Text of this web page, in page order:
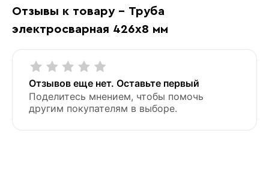
Отзывы к товару - Труба
электросварная 426х8 мм
Отзывов еще нет. Оставьте первый
Поделитесь мнением, чтобы помочь
другим покупателям в выборе.